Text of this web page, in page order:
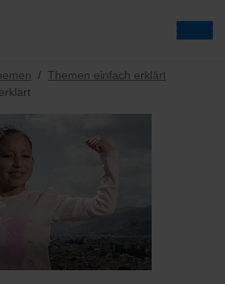
Themen einfach erklärt